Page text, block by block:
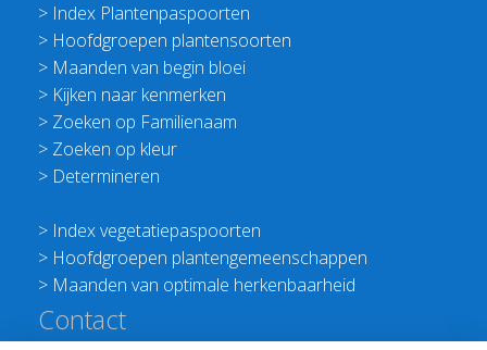
> Index Plantenpaspoorten
> Hoofdgroepen plantensoorten
> Maanden van begin bloei
> Kijken naar kenmerken
> Zoeken op Familienaam
> Zoeken op kleur
> Determineren
> Index vegetatiepaspoorten
> Hoofdgroepen plantengemeenschappen
> Maanden van optimale herkenbaarheid
Contact